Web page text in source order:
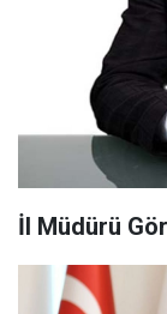
İl Müdürü